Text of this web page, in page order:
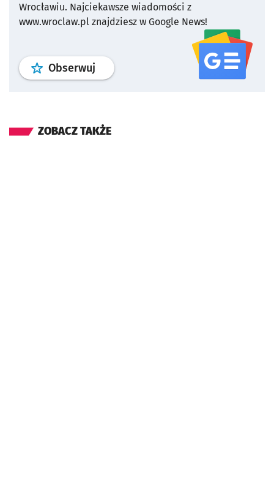
Wrocławiu. Najciekawsze wiadomości z
www.wroclaw.pl znajdziesz w Google News!
Obserwuj profil serwisu
ZOBACZ TAKŻE